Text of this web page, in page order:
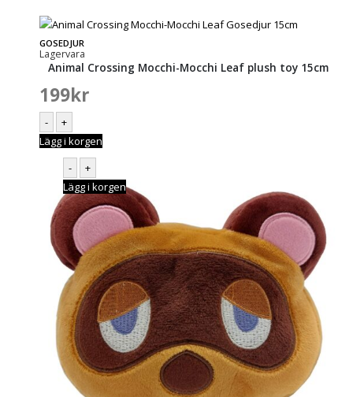
GOSEDJUR
Lagervara
Animal Crossing Mocchi-Mocchi Leaf plush toy 15cm
199kr
-
+
Lägg i korgen
-
+
Lägg i korgen